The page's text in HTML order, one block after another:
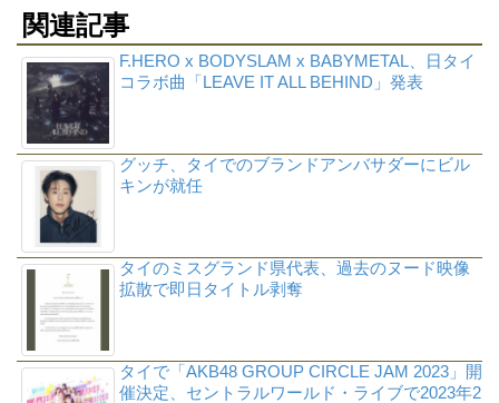
関連記事
F.HERO x BODYSLAM x BABYMETAL、日タイ
コラボ曲「LEAVE IT ALL BEHIND」発表
グッチ、タイでのブランドアンバサダーにビル
キンが就任
タイのミスグランド県代表、過去のヌード映像
拡散で即日タイトル剥奪
タイで「AKB48 GROUP CIRCLE JAM 2023」開
催決定、セントラルワールド・ライブで2023年2